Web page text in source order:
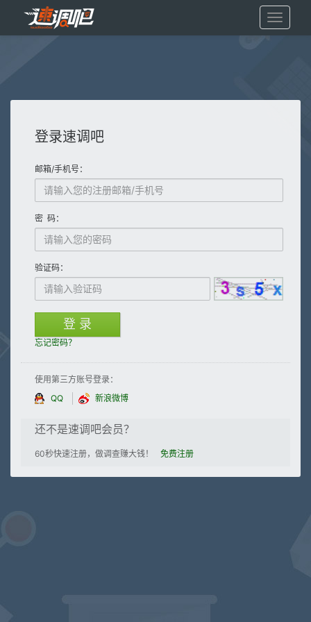
展
开/
登录速调吧
邮箱/手机号：
密 码：
验证码：
登 录
忘记密码？
使用第三方账号登录：
QQ
新浪微博
还不是速调吧会员？
60秒快速注册，做调查赚大钱！ 免费注册